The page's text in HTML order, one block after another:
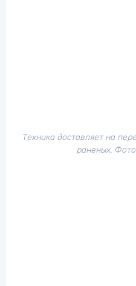
Техника доставляет на
раненых.